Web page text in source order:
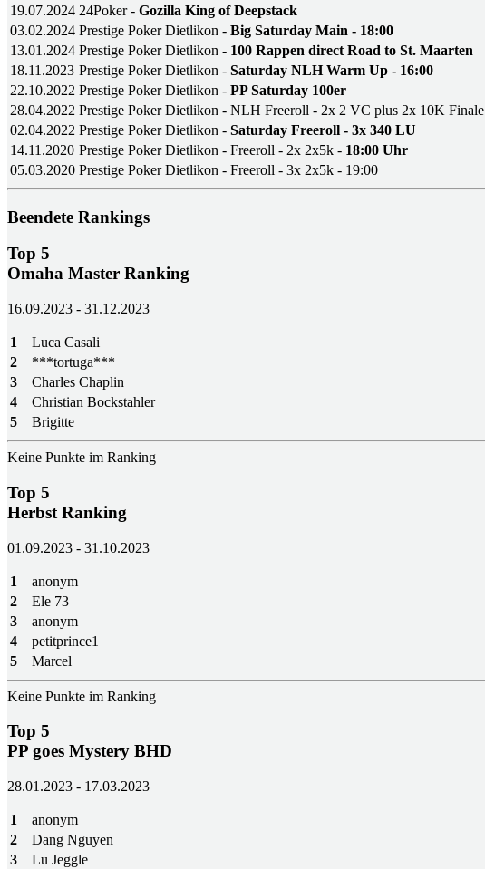
19.07.2024 24Poker - Gozilla King of Deepstack
03.02.2024 Prestige Poker Dietlikon - Big Saturday Main - 18:00
13.01.2024 Prestige Poker Dietlikon - 100 Rappen direct Road to St. Maarten
18.11.2023 Prestige Poker Dietlikon - Saturday NLH Warm Up - 16:00
22.10.2022 Prestige Poker Dietlikon - PP Saturday 100er
28.04.2022 Prestige Poker Dietlikon - NLH Freeroll - 2x 2 VC plus 2x 10K Finale
02.04.2022 Prestige Poker Dietlikon - Saturday Freeroll - 3x 340 LU
14.11.2020 Prestige Poker Dietlikon - Freeroll - 2x 2x5k - 18:00 Uhr
05.03.2020 Prestige Poker Dietlikon - Freeroll - 3x 2x5k - 19:00
Beendete Rankings
Top 5
Omaha Master Ranking
16.09.2023 - 31.12.2023
1 Luca Casali
2
***tortuga***
3
Charles Chaplin
4
Christian Bockstahler
5
Brigitte
Keine Punkte im Ranking
Top 5
Herbst Ranking
01.09.2023 - 31.10.2023
1 anonym
2
Ele 73
3
anonym
4
petitprince1
5
Marcel
Keine Punkte im Ranking
Top 5
PP goes Mystery BHD
28.01.2023 - 17.03.2023
1 anonym
2
Dang Nguyen
3
Lu Jeggle